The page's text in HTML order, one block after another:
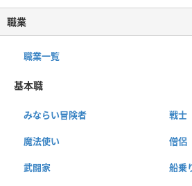
職業
職業一覧
基本職
みならい冒険者 戦士
魔法使い 僧侶
武闘家 船乗